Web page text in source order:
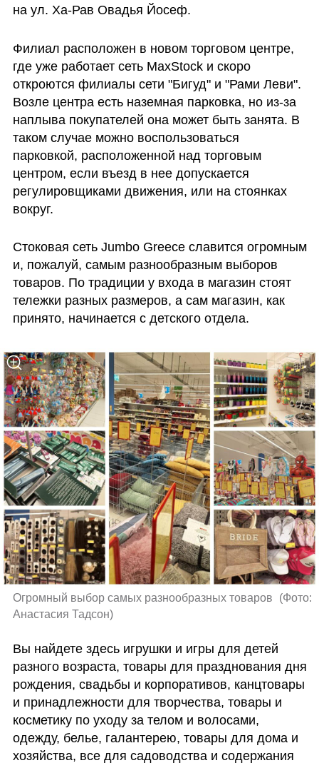
на ул. Ха-Рав Овадья Йосеф.
Филиал расположен в новом торговом центре,
где уже работает сеть MaxStock и скоро
откроются филиалы сети "Бигуд" и "Рами Леви".
Возле центра есть наземная парковка, но из-за
наплыва покупателей она может быть занята. В
таком случае можно воспользоваться
парковкой, расположенной над торговым
центром, если въезд в нее допускается
регулировщиками движения, или на стоянках
вокруг.
Стоковая сеть Jumbo Greece славится огромным
и, пожалуй, самым разнообразным выборов
товаров. По традиции у входа в магазин стоят
тележки разных размеров, а сам магазин, как
принято, начинается с детского отдела.
Огромный выбор самых разнообразных товаров (Фото:
Анастасия Тадсон)
Вы найдете здесь игрушки и игры для детей
разного возраста, товары для празднования дня
рождения, свадьбы и корпоративов, канцтовары
и принадлежности для творчества, товары и
косметику по уходу за телом и волосами,
одежду, белье, галантерею, товары для дома и
хозяйства, все для садоводства и содержания